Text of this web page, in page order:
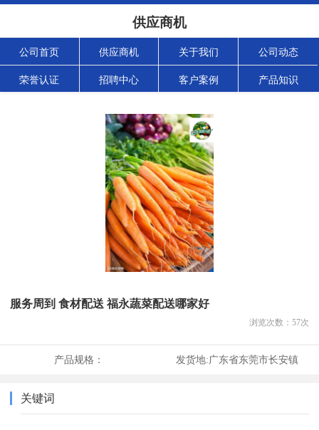
供应商机
公司首页 供应商机 关于我们 公司动态
荣誉认证 招聘中心 客户案例 产品知识
服务周到 食材配送 福永蔬菜配送哪家好
浏览次数： 57次
产品规格： 发货地:广东省东莞市长安镇
关键词